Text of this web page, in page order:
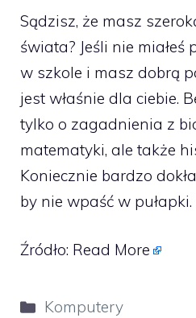
Sądzisz, że masz
świata? Jeśli nie
w szkole i masz dobrą
jest właśnie dla ciebie.
tylko o zagadnienia z
matematyki, ale także
Koniecznie bardzo
by nie wpaść w
Źródło: Read More
Kategorie
Komputery